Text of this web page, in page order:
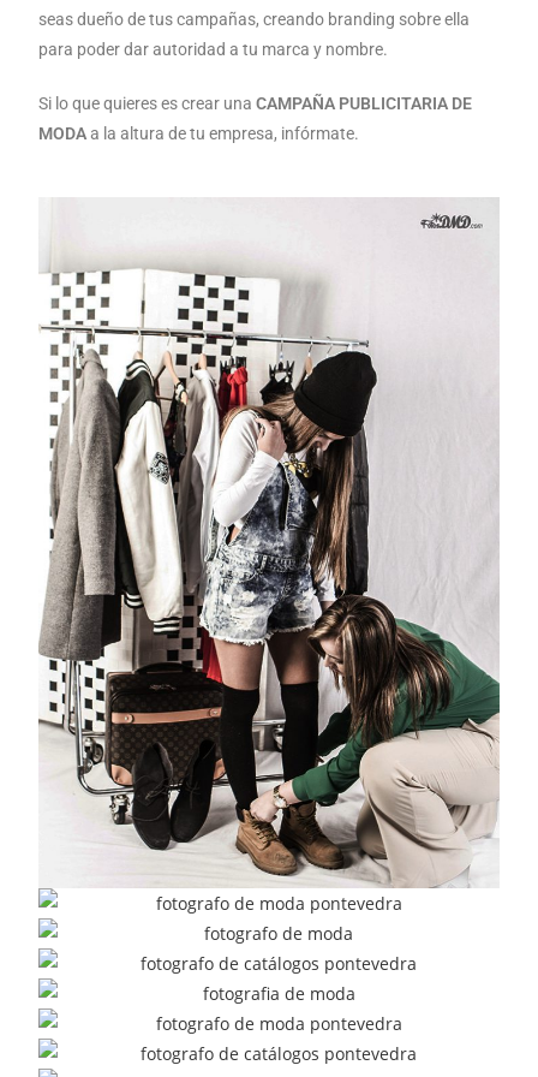
seas dueño de tus campañas, creando branding sobre ella
para poder dar autoridad a tu marca y nombre.
Si lo que quieres es crear unaCAMPAÑA PUBLICITARIA DE
MODAa la altura de tu empresa, infórmate.